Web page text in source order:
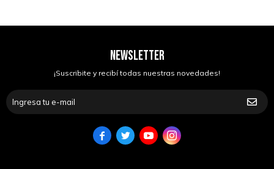
NEWSLETTER
¡Suscribite y recibí todas nuestras novedades!
   